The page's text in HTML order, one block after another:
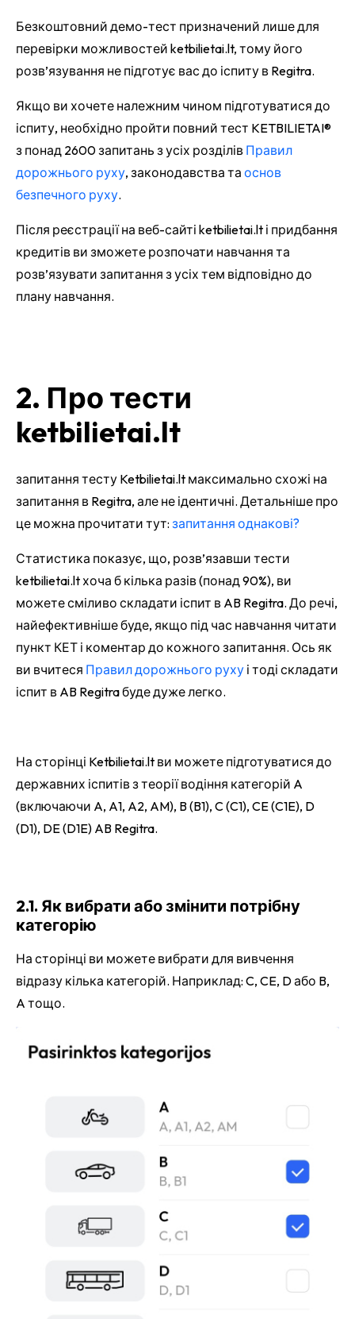
Безкоштовний демо-тест призначений лише для
перевірки можливостей ketbilietai.lt, тому його
розв’язування не підготує вас до іспиту в Regitra.
Якщо ви хочете належним чином підготуватися до
іспиту, необхідно пройти повний тест KETBILIETAI®
з понад 2600 запитань з усіх розділів Правил
дорожнього руху, законодавства та основ
безпечного руху.
Після реєстрації на веб-сайті ketbilietai.lt і придбання
кредитів ви зможете розпочати навчання та
розв’язувати запитання з усіх тем відповідно до
плану навчання.
2. Про тести
ketbilietai.lt
запитання тесту Ketbilietai.lt максимально схожі на
запитання в Regitra, але не ідентичні. Детальніше про
це можна прочитати тут: запитання однакові?
Статистика показує, що, розв’язавши тести
ketbilietai.lt хоча б кілька разів (понад 90%), ви
можете сміливо складати іспит в AB Regitra. До речі,
найефективніше буде, якщо під час навчання читати
пункт КЕТ і коментар до кожного запитання. Ось як
ви вчитеся Правил дорожнього руху і тоді складати
іспит в AB Regitra буде дуже легко.
На сторінці Ketbilietai.lt ви можете підготуватися до
державних іспитів з теорії водіння категорій A
(включаючи A, A1, A2, AM), B (B1), C (C1), CE (C1E), D
(D1), DE (D1E) AB Regitra.
2.1. Як вибрати або змінити потрібну
категорію
На сторінці ви можете вибрати для вивчення
відразу кілька категорій. Наприклад: C, CE, D або B,
A тощо.